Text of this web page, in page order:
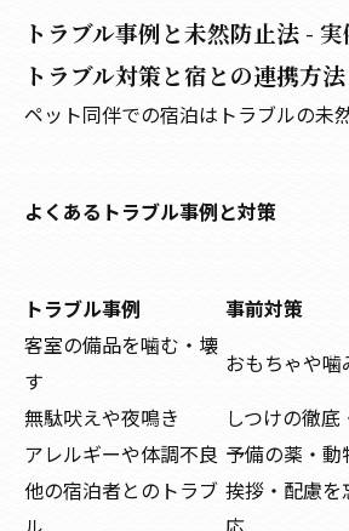
トラブル事例と未然防止法 -
トラブル対策と宿との連携方法
ペット同伴での宿泊はトラブルの未
よくあるトラブル事例と対策
トラブル事例
事前対策
客室の備品を噛む・壊
す
おもちゃや
無駄吠えや夜鳴き
しつけの徹
アレルギーや体調不良 予備の薬・
他の宿泊者とのトラブ 挨拶・配慮を